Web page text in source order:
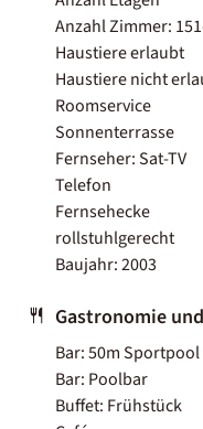
Anzahl Zimmer:
Haustiere erlaubt
Haustiere nicht
Roomservice
Sonnenterrasse
Fernseher: Sat-TV
Telefon
Fernsehecke
rollstuhlgerecht
Baujahr: 2003
Gastronomie
Bar: 50m Sportpool
Bar: Poolbar
Buffet: Frühstück